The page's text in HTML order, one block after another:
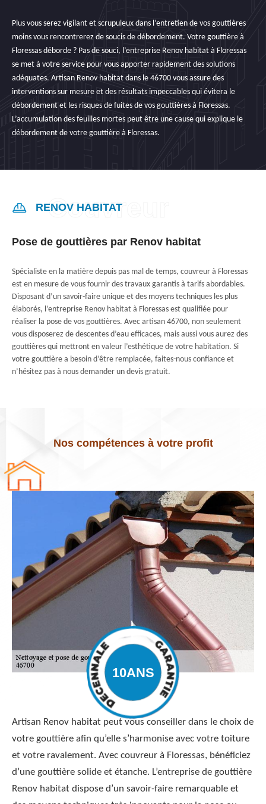
Plus vous serez vigilant et scrupuleux dans l’entretien de vos gouttières
moins vous rencontrerez de soucis de débordement. Votre gouttière à
Floressas déborde ? Pas de souci, l’entreprise Renov habitat à Floressas
se met à votre service pour vous apporter rapidement des solutions
adéquates. Artisan Renov habitat dans le 46700 vous assure des
interventions sur mesure et des résultats impeccables qui évitera le
débordement et les risques de fuites de vos gouttières à Floressas.
L’accumulation des feuilles mortes peut être une cause qui explique le
débordement de votre gouttière à Floressas.
RENOV HABITAT
Pose de gouttières par Renov habitat
Spécialiste en la matière depuis pas mal de temps, couvreur à Floressas
est en mesure de vous fournir des travaux garantis à tarifs abordables.
Disposant d’un savoir-faire unique et des moyens techniques les plus
élaborés, l’entreprise Renov habitat à Floressas est qualifiée pour
réaliser la pose de vos gouttières. Avec artisan 46700, non seulement
vous disposerez de descentes d’eau efficaces, mais aussi vous aurez des
gouttières qui mettront en valeur l’esthétique de votre habitation. Si
votre gouttière a besoin d’être remplacée, faites-nous confiance et
n’hésitez pas à nous demander un devis gratuit.
Nos compétences à votre profit
Artisan Renov habitat peut vous conseiller dans le choix de
votre gouttière afin qu’elle s’harmonise avec votre toiture
et votre ravalement. Avec couvreur à Floressas, bénéficiez
d’une gouttière solide et étanche. L’entreprise de gouttière
Renov habitat dispose d’un savoir-faire remarquable et